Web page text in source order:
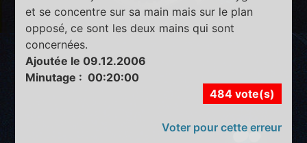
et se concentre sur sa main mais sur le plan
opposé, ce sont les deux mains qui sont
concernées.
Ajoutée le 09.12.2006
Minutage : 00:20:00
484 vote(s)
Voter pour cette erreur